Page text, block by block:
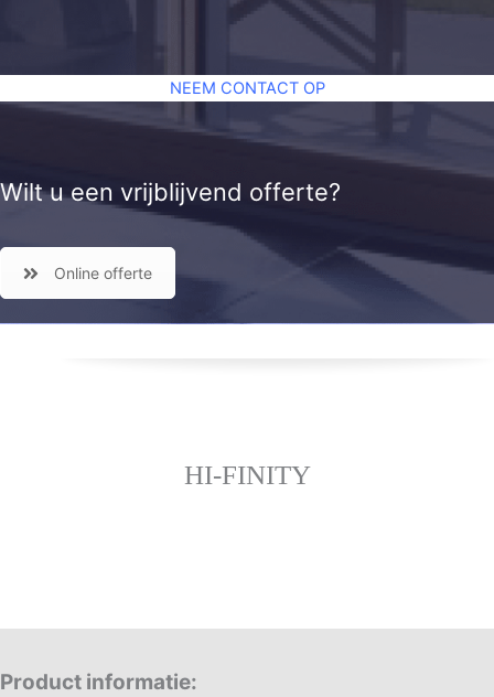
NEEM CONTACT OP
Wilt u een vrijblijvend offerte?
Online offerte
HI-FINITY
Product informatie: